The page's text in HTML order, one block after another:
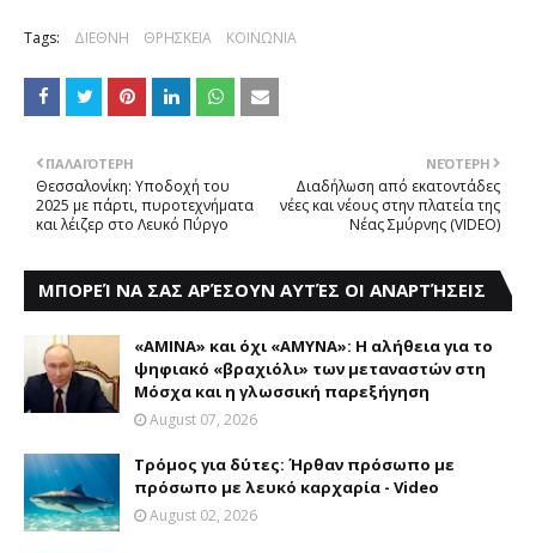
Tags: ΔΙΕΘΝΗ ΘΡΗΣΚΕΙΑ ΚΟΙΝΩΝΙΑ
ΝΕΌΤΕΡΗ
Διαδήλωση από εκατοντάδες
νέες και νέους στην πλατεία της
Νέας Σμύρνης (VIDEO)
ΠΑΛΑΙΌΤΕΡΗ
Θεσσαλονίκη: Υποδοχή του
2025 με πάρτι, πυροτεχνήματα
και λέιζερ στο Λευκό Πύργο
ΜΠΟΡΕΊ ΝΑ ΣΑΣ ΑΡΈΣΟΥΝ ΑΥΤΈΣ ΟΙ ΑΝΑΡΤΉΣΕΙΣ
«AMINA» και όχι «ΑΜΥΝΑ»: Η αλήθεια για το
ψηφιακό «βραχιόλι» των μεταναστών στη
Μόσχα και η γλωσσική παρεξήγηση
August 07, 2026
Τρόμος για δύτες: Ήρθαν πρόσωπο με
πρόσωπο με λευκό καρχαρία - Video
August 02, 2026